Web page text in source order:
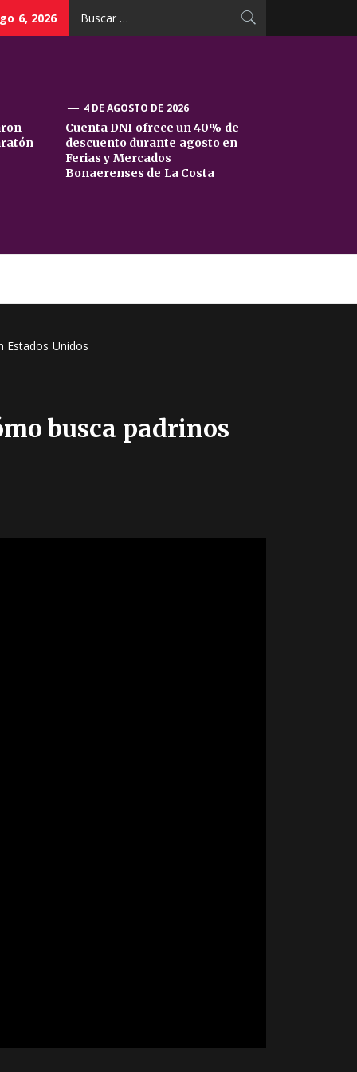
6, 2026
4 DE AGOSTO DE 2026
Cuenta DNI ofrece un 40% de
descuento durante agosto en
Ferias y Mercados
Bonaerenses de La Costa
Estados Unidos
busca padrinos